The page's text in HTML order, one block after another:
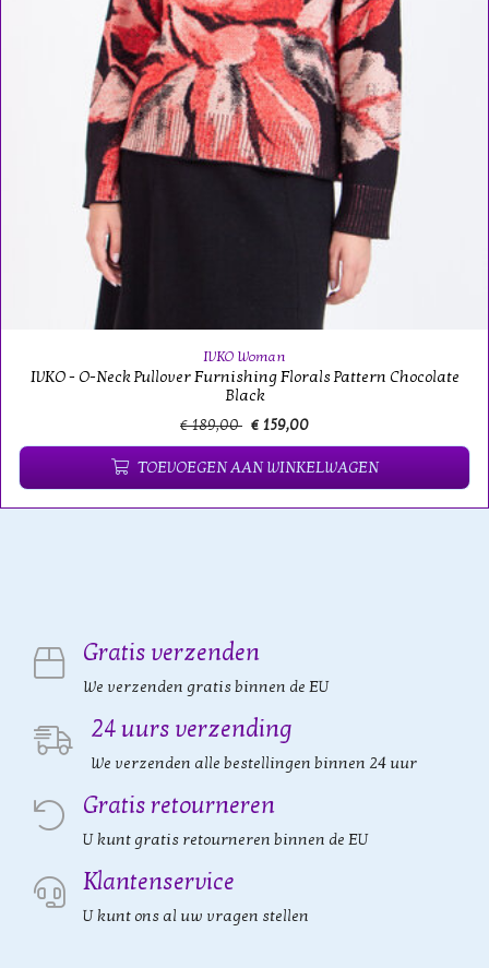
IVKO Woman
IVKO - O-Neck Pullover Furnishing Florals Pattern Chocolate
Black
€ 189,00 € 159,00
TOEVOEGEN AAN WINKELWAGEN
Gratis verzenden
We verzenden gratis binnen de EU
24 uurs verzending
We verzenden alle bestellingen binnen 24 uur
Gratis retourneren
U kunt gratis retourneren binnen de EU
Klantenservice
U kunt ons al uw vragen stellen